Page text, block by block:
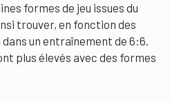
formes de jeu issues du
trouver, en fonction des
un entraînement de 6:6.
plus élevés avec des formes